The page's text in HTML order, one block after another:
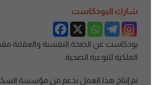
شارك البودكاست
بودكاست عن الصحة النفسية والعقلية
الملكية للتوعية الصحية.
تم إنتاج هذا العمل بدعم من مؤسسة